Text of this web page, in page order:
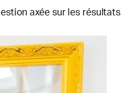
axée sur les